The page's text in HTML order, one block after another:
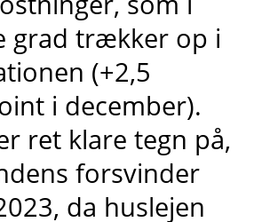
grad trækker op i
(+2,5
i december).
ret klare tegn på,
forsvinder
da huslejen